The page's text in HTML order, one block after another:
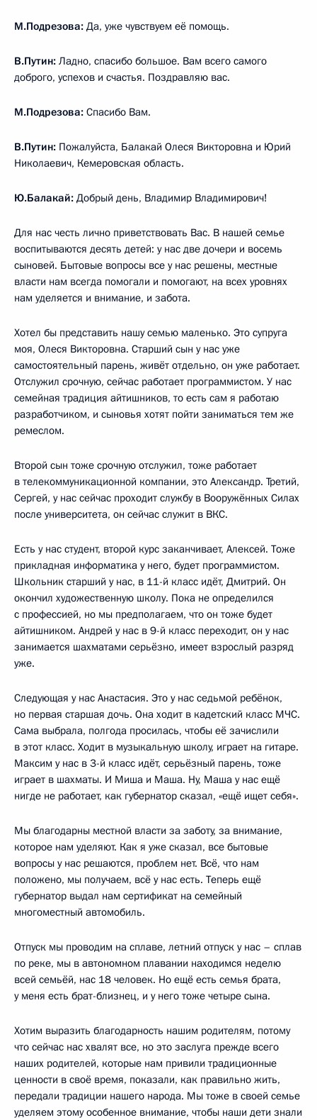
М.Подрезова: Да, уже чувствуем её помощь.
В.Путин: Ладно, спасибо большое. Вам всего самого
доброго, успехов и счастья. Поздравляю вас.
М.Подрезова: Спасибо Вам.
В.Путин: Пожалуйста, Балакай Олеся Викторовна и Юрий
Николаевич, Кемеровская область.
Ю.Балакай: Добрый день, Владимир Владимирович!
Для нас честь лично приветствовать Вас. В нашей семье
воспитываются десять детей: у нас две дочери и восемь
сыновей. Бытовые вопросы все у нас решены, местные
власти нам всегда помогали и помогают, на всех уровнях
нам уделяется и внимание, и забота.
Хотел бы представить нашу семью маленько. Это супруга
моя, Олеся Викторовна. Старший сын у нас уже
самостоятельный парень, живёт отдельно, он уже работает.
Отслужил срочную, сейчас работает программистом. У нас
семейная традиция айтишников, то есть сам я работаю
разработчиком, и сыновья хотят пойти заниматься тем же
ремеслом.
Второй сын тоже срочную отслужил, тоже работает
в телекоммуникационной компании, это Александр. Третий,
Сергей, у нас сейчас проходит службу в Вооружённых Силах
после университета, он сейчас служит в ВКС.
Есть у нас студент, второй курс заканчивает, Алексей. Тоже
прикладная информатика у него, будет программистом.
Школьник старший у нас, в 11-й класс идёт, Дмитрий. Он
окончил художественную школу. Пока не определился
с профессией, но мы предполагаем, что он тоже будет
айтишником. Андрей у нас в 9-й класс переходит, он у нас
занимается шахматами серьёзно, имеет взрослый разряд
уже.
Следующая у нас Анастасия. Это у нас седьмой ребёнок,
но первая старшая дочь. Она ходит в кадетский класс МЧС.
Сама выбрала, полгода просилась, чтобы её зачислили
в этот класс. Ходит в музыкальную школу, играет на гитаре.
Максим у нас в 3-й класс идёт, серьёзный парень, тоже
играет в шахматы. И Миша и Маша. Ну, Маша у нас ещё
нигде не работает, как губернатор сказал, «ещё ищет себя».
Мы благодарны местной власти за заботу, за внимание,
которое нам уделяют. Как я уже сказал, все бытовые
вопросы у нас решаются, проблем нет. Всё, что нам
положено, мы получаем, всё у нас есть. Теперь ещё
губернатор выдал нам сертификат на семейный
многоместный автомобиль.
Отпуск мы проводим на сплаве, летний отпуск у нас – сплав
по реке, мы в автономном плавании находимся неделю
всей семьёй, нас 18 человек. Но ещё есть семья брата,
у меня есть брат-близнец, и у него тоже четыре сына.
Хотим выразить благодарность нашим родителям, потому
что сейчас нас хвалят все, но это заслуга прежде всего
наших родителей, которые нам привили традиционные
ценности в своё время, показали, как правильно жить,
передали традиции нашего народа. Мы тоже в своей семье
уделяем этому особенное внимание, чтобы наши дети знали